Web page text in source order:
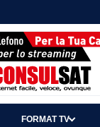
FORMAT TV